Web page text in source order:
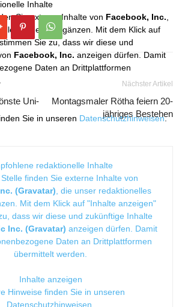
Inhalte
Sie externe Inhalte von Facebook, Inc.
Angebot ergänzen. Mit dem Klick auf
Sie zu, dass wir diese und
Facebook, Inc. anzeigen dürfen. Damit
Daten an Drittplattformen
Sie in unseren Datenschutzhinweisen.
Uni-
Nächster Artikel
Montagsmaler Rötha feiern 20-
jähriges Bestehen
redaktionelle Inhalte
finden Sie externe Inhalte von
(Gravatar) , die unser redaktionelles
Mit dem Klick auf "Inhalte anzeigen"
dass wir diese und zukünftige Inhalte
Inc. (Gravatar) anzeigen dürfen. Damit
Daten an Drittplattformen
übermittelt werden.
Inhalte anzeigen
Hinweise finden Sie in unseren
Datenschutzhinweisen